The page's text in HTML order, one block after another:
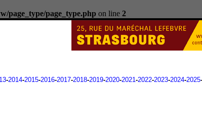
page_type/page_type.php on line 2
-2014-2015-2016-2017-2018-2019-2020-2021-2022-2023-2024-2025